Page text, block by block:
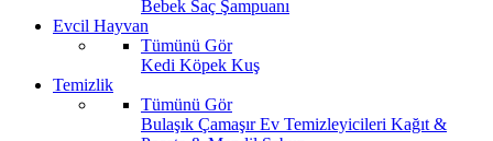
Bebek Saç Şampuanı
Evcil Hayvan
Tümünü Gör
Kedi Köpek Kuş
Temizlik
Tümünü Gör
Bulaşık ÇamaşırEv Temizleyicileri Kağıt &